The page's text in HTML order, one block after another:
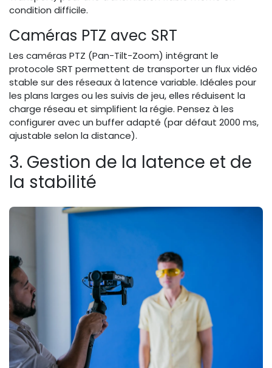
condition difficile.
Caméras PTZ avec SRT
Les caméras PTZ (Pan-Tilt-Zoom) intégrant le
protocole SRT permettent de transporter un flux vidéo
stable sur des réseaux à latence variable. Idéales pour
les plans larges ou les suivis de jeu, elles réduisent la
charge réseau et simplifient la régie. Pensez à les
configurer avec un buffer adapté (par défaut 2000 ms,
ajustable selon la distance).
3. Gestion de la latence et de
la stabilité